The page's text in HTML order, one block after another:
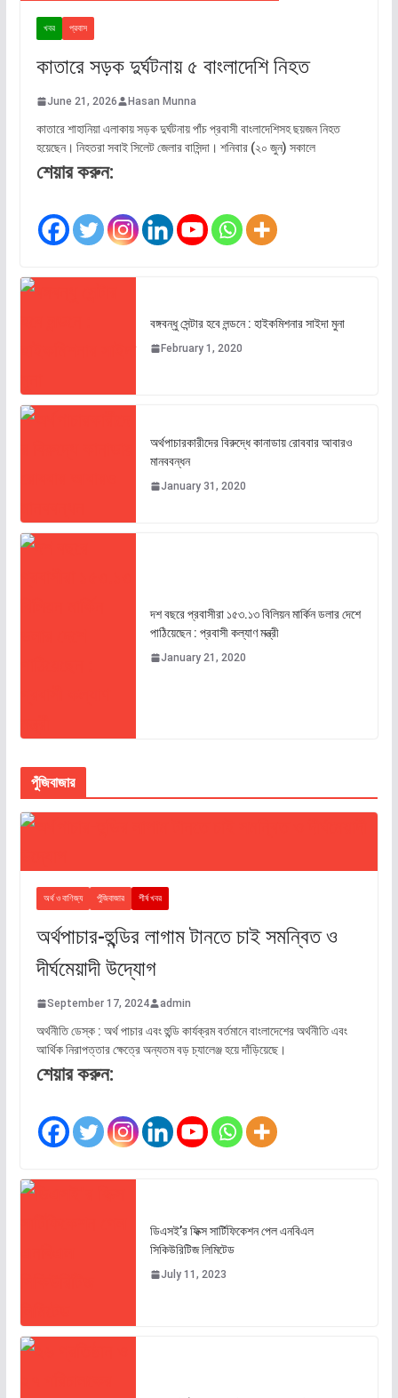
খবর প্রবাস
কাতারে সড়ক দুর্ঘটনায় ৫ বাংলাদেশি নিহত
June 21, 2026 Hasan Munna
কাতারে শাহানিয়া এলাকায় সড়ক দুর্ঘটনায় পাঁচ প্রবাসী বাংলাদেশিসহ ছয়জন নিহত
হয়েছেন। নিহতরা সবাই সিলেট জেলার বাসিন্দা। শনিবার (২০ জুন) সকালে
শেয়ার করুন:
বঙ্গবন্ধু সেন্টার হবে লন্ডনে : হাইকমিশনার সাইদা মুনা
February 1, 2020
অর্থপাচারকারীদের বিরুদ্ধে কানাডায় রোববার আবারও
মানববন্ধন
January 31, 2020
দশ বছরে প্রবাসীরা ১৫৩.১৩ বিলিয়ন মার্কিন ডলার দেশে
পাঠিয়েছেন : প্রবাসী কল্যাণ মন্ত্রী
January 21, 2020
পুঁজিবাজার
অর্থ ও বাণিজ্য পুঁজিবাজার শীর্ষ খবর
অর্থপাচার-হুন্ডির লাগাম টানতে চাই সমন্বিত ও
দীর্ঘমেয়াদী উদ্যোগ
September 17, 2024 admin
অর্থনীতি ডেস্ক : অর্থ পাচার এবং হুন্ডি কার্যক্রম বর্তমানে বাংলাদেশের অর্থনীতি এবং
আর্থিক নিরাপত্তার ক্ষেত্রে অন্যতম বড় চ্যালেঞ্জ হয়ে দাঁড়িয়েছে।
শেয়ার করুন:
ডিএসই’র ফিক্স সার্টিফিকেশন পেল এনবিএল
সিকিউরিটিজ লিমিটেড
July 11, 2023